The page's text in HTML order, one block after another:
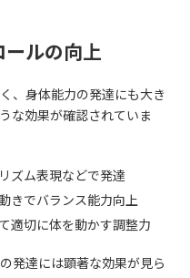
ルの向上
、身体能力の発達にも大き
な効果が確認されていま
ズム表現などで発達
きでバランス能力向上
適切に体を動かす調整力
発達には顕著な効果が見ら